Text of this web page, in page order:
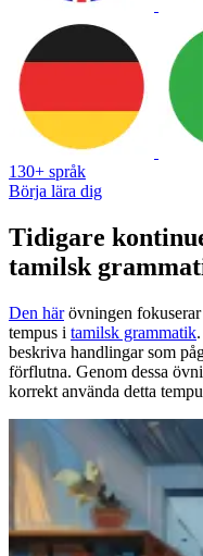
130+ språk
Börja lära dig
Tidigare
tamilsk
Den härövningen fokuserar
tempus i tamilsk grammatik
beskriva handlingar som
förflutna. Genom dessa
korrekt använda detta